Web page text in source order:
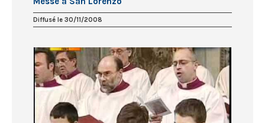
Diffusé le 30/11/2008